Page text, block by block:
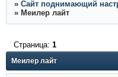
» Сайт поднимающий
» Меилер лайт
Меилер лайт
Страница: 1